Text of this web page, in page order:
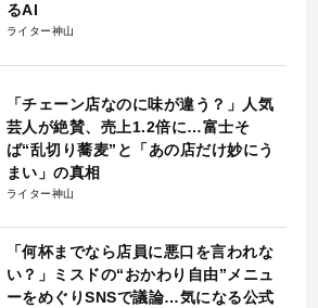
るAI
ライター神山
「チェーン店なのに味が違う？」人気
芸人が絶賛、売上1.2倍に…富士そ
ば“乱切り蕎麦”と「あの店だけ妙にう
まい」の真相
ライター神山
「何杯までなら店員に悪口を言われな
い？」ミスドの“おかわり自由”メニュ
ーをめぐりSNSで議論…気になる公式